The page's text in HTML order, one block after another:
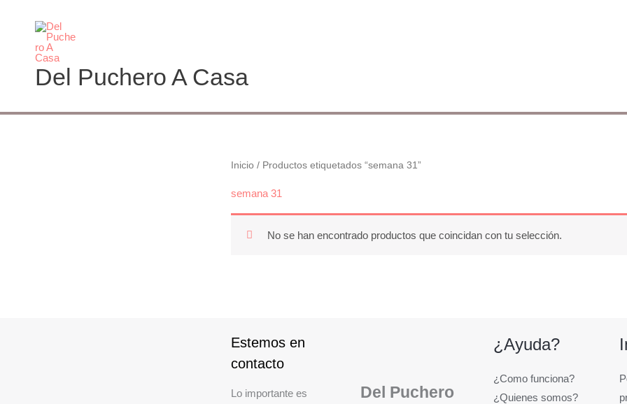
contenido
Del Puchero A Casa
Inicio / Productos etiquetados “semana 31”
semana 31
No se han encontrado productos que coincidan con tu selección.
Estemos en
contacto
Lo importante es
Del Puchero
¿Ayuda?
¿Como funciona?
¿Quienes somos?